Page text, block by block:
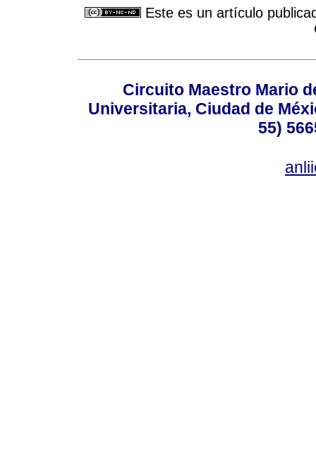
Este es un artículo
Circuito Maestro Mario
Universitaria, Ciudad de
55)